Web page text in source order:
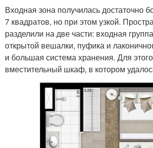
Входная зона получилась достаточно
7 квадратов, но при этом узкой.
разделили на две части: входная
открытой вешалки, пуфика и
и большая система хранения. Для
вместительный шкаф, в котором